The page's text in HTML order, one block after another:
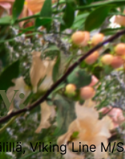
Viking Line M/S